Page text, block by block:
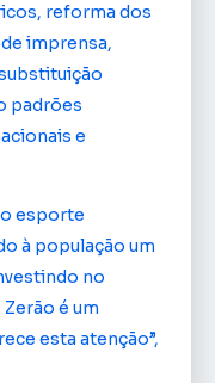
reforma dos
imprensa,
padrões
e
esporte
à população um
no
é um
esta atenção”,